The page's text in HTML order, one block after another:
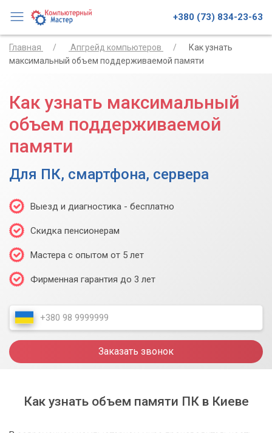
+380 (73) 834-23-63
Главная Апгрейд компьютеров
Как узнать
максимальный объем поддерживаемой памяти
Как узнать максимальный
объем поддерживаемой
памяти
Для ПК, смартфона, сервера
Выезд и диагностика - бесплатно
Скидка пенсионерам
Мастера с опытом от 5 лет
Фирменная гарантия до 3 лет
Заказать звонок
Как узнать объем памяти ПК в Киеве